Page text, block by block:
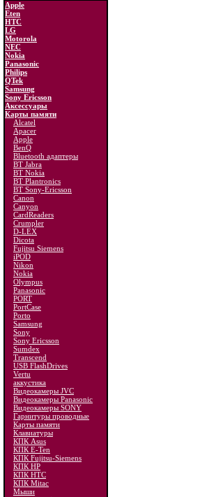
Apple
Eten
HTC
LG
Motorola
NEC
Nokia
Panasonic
Philips
QTek
Samsung
Sony Ericsson
Аксессуары
Карты памяти
Alcatel
Apacer
Apple
BenQ
Bluetooth адаптеры
BT Jabra
BT Nokia
BT Plantronics
BT Sony-Ericsson
Canon
Canyon
CardReaders
Crumpler
D-LEX
Dicota
Fujitsu Siemens
iPOD
Nikon
Nokia
Olympus
Panasonic
PORT
PortCase
Porto
Samsung
Sony
Sony Ericsson
Sumdex
Transcend
USB FlashDrives
Vertu
аккустика
Видеокамеры JVC
Видеокамеры Panasonic
Видеокамеры SONY
Гарнитуры проводные
Карты памяти
Клавиатуры
КПК Asus
КПК E-Ten
КПК Fujitsu-Siemens
КПК HP
КПК HTC
КПК Mitac
Мыши